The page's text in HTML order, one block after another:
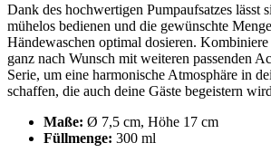
Dank des hochwertigen Pumpaufsatzes lässt
mühelos bedienen und die gewünschte
Händewaschen optimal dosieren.
ganz nach Wunsch mit weiteren passenden
Serie, um eine harmonische Atmosphäre in
schaffen, die auch deine Gäste begeistern
Maße: Ø 7,5 cm, Höhe 17 cm
Füllmenge: 300 ml